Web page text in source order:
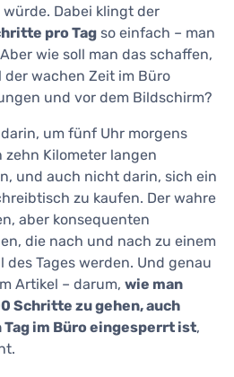
Dabei klingt der
pro Tag so einfach – man
wie soll man das schaffen,
wachen Zeit im Büro
und vor dem Bildschirm?
um fünf Uhr morgens
Kilometer langen
und auch nicht darin, sich ein
zu kaufen. Der wahre
aber konsequenten
die nach und nach zu einem
Tages werden. Und genau
Artikel – darum, wie man
Schritte zu gehen, auch
Tag im Büro eingesperrt ist,